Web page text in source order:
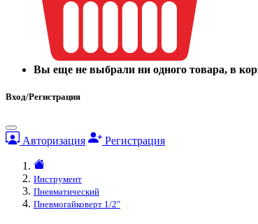
Вы еще не выбрали ни одного товара, в
Вход/Регистрация
Авторизация Регистрация
Инструмент
Пневматический
Пневмогайковерт 1/2"